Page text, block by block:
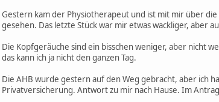
Gestern kam der Physiotherapeut und ist mit mir über
gesehen. Das letzte Stück war mir etwas wackliger, aber
Die Kopfgeräuche sind ein bisschen weniger, aber nicht
das kann ich ja nicht den ganzen Tag.
Die AHB wurde gestern auf den Weg gebracht, aber ich
Privatversicherung. Antwort zu mir nach Hause. Im